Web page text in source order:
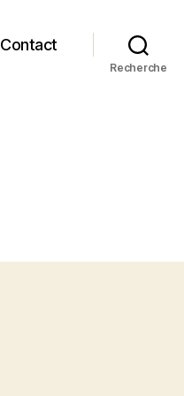
Contact
Recherche